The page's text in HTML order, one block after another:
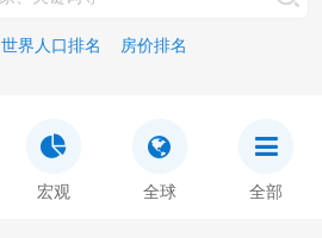
世界人口排名 房价排名
宏观 全球 全部